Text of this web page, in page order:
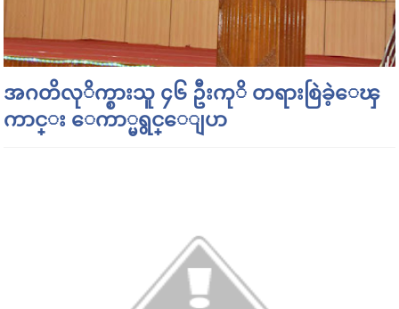
အဂတိလုိက္စားသူ ၄၆ ဦးကုိ တရားစြဲခဲ့ေၾ
ကာင္း ေကာ္မရွင္ေျပာ